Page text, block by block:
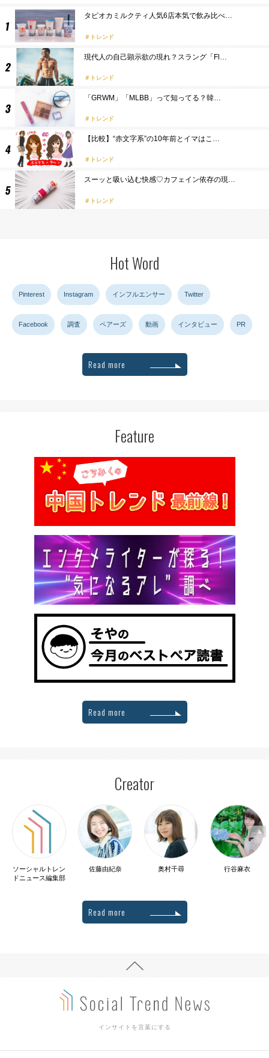
タピオカミルクティ人気6店本気で飲み比べ…
トレンド
現代人の自己顕示欲の現れ？スラング「Fl…
トレンド
「GRWM」「MLBB」って知ってる？韓…
トレンド
【比較】“赤文字系”の10年前とイマはこ…
トレンド
スーッと吸い込む快感♡カフェイン依存の現…
トレンド
Hot Word
Pinterest Instagram インフルエンサー Twitter
Facebook 調査 ペアーズ 動画 インタビュー PR
Read more
Feature
Read more
Creator
ソーシャルトレン
ドニュース編集部
佐藤由紀奈 奥村千尋 行谷麻衣
Read more
インサイトを言葉にする